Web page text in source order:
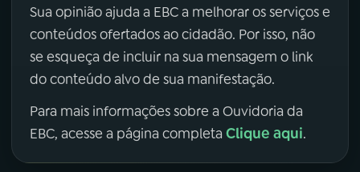
Sua opinião ajuda a EBC a melhorar os serviços e
conteúdos ofertados ao cidadão. Por isso, não
se esqueça de incluir na sua mensagem o link
do conteúdo alvo de sua manifestação.
Para mais informações sobre a Ouvidoria da
EBC, acesse a página completa Clique aqui.